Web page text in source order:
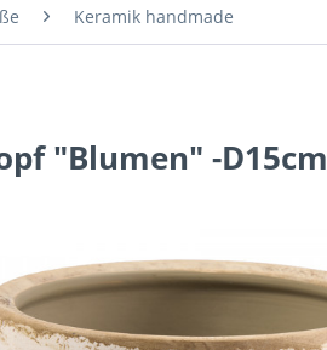
Keramik handmade
"Blumen" -D15cm